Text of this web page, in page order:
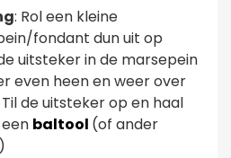
: Rol een kleine
fondant dun uit op
uitsteker in de marsepein
even heen en weer over
de uitsteker op en haal
baltool (of ander